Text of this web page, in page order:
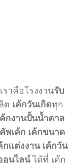
ราคือโรงงานรับ
ต เค้กวันเกิดทุก
ค้กงานปั้นน้ำตาล
คัพเค้ก เค้กขนาด
กแต่งงาน เค้กวัน
อนไลน์ได้ที่ เค้ก